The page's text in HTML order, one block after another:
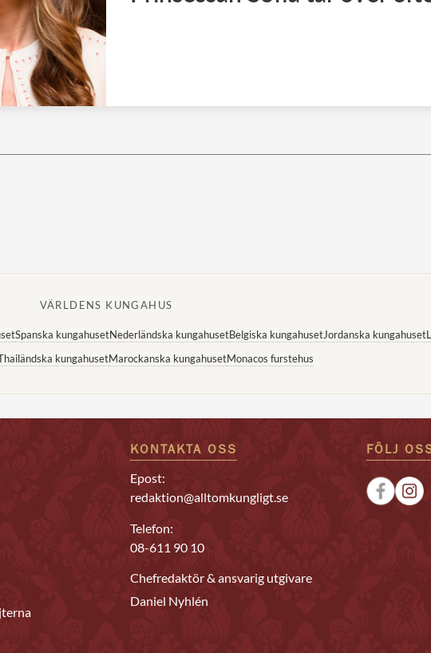
VÄRLDENS KUNGAHUS
Spanska kungahusetNederländska kungahusetBelgiska kungahusetJordanska kungahuset
kungahusetMarockanska kungahusetMonacos furstehus
KONTAKTA OSS
Epost:
redaktion@alltomkungligt.se
Telefon:
08-611 90 10
Chefredaktör & ansvarig utgivare
Daniel Nyhlén
FÖLJ